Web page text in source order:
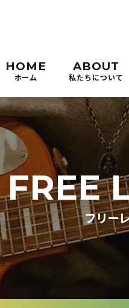
HOME
ホーム
ABOUT
私たちについて
FREE
フリー